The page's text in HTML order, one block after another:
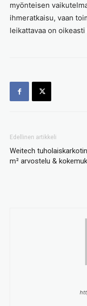
myönteisen
ihmeratkaisu, vaan
leikattavaa on
Edellinen artikkeli
Weitech
m² arvostelu &